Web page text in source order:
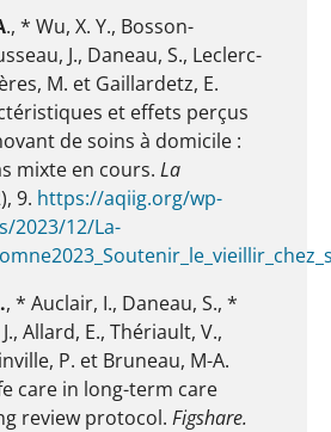
., * Wu, X. Y., Bosson-
J., Daneau, S., Leclerc-
M. et Gaillardetz, E.
et effets perçus
de soins à domicile :
mixte en cours. La
9. https://aqiig.org/wp-
2023/12/La-
, * Auclair, I., Daneau, S., *
Allard, E., Thériault, V.,
P. et Bruneau, M-A.
care in long-term care
review protocol. Figshare.